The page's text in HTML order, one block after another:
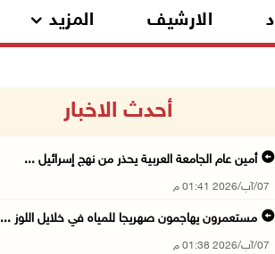
الارشيف المزيد
أحدث الاخبار
أمين عام الجامعة العربية يحذر من نهج إسرائيل ...
07/آب/2026 01:41 م
مستعمرون يهاجمون صهريجا للمياه في خلايل اللوز ...
07/آب/2026 01:38 م